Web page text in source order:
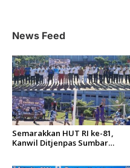
p
o
s
News Feed
Semarakkan HUT RI ke-81,
Kanwil Ditjenpas Sumbar